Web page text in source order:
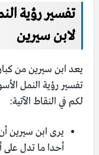
تفسير رؤية
لابن سيرين
يعد ابن سيرين من
تفسير رؤية النمل
لكم في النقاط الآتية:
يرى ابن سيرين
أحدا ما تدل على